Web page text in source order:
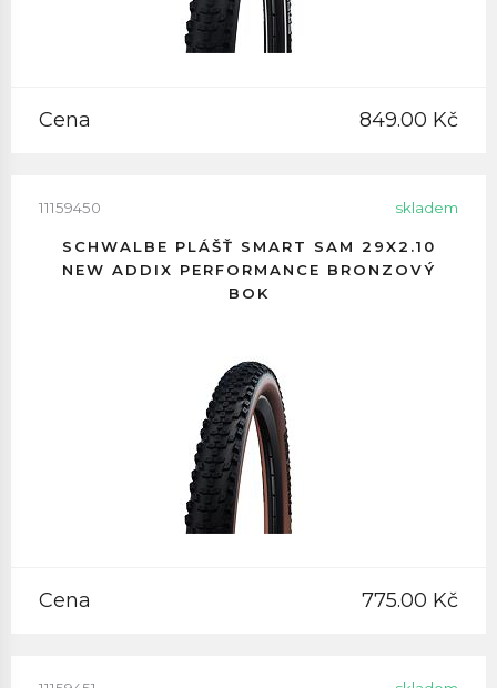
Cena 849.00 Kč
11159450 skladem
SCHWALBE PLÁŠŤ SMART SAM 29X2.10
NEW ADDIX PERFORMANCE BRONZOVÝ
BOK
Cena 775.00 Kč